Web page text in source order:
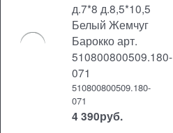
д.7*8 д.8,5*10,5
Белый Жемчуг
Барокко арт.
510800800509.180-
071
510800800509.180-
071
4 390руб.